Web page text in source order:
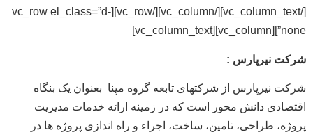
[/vc_column_text][/vc_column][/vc_row][vc_row el_class=”d-
none”][vc_column][vc_column_text]
شرکت نیرپارس :
شرکت نیرپارس از شرکتهای تابعه گروه مپنا بعنوان یک بنگاه
اقتصادی دانش محور است که در زمینه ارائه خدمات مدیریت
پروژه، طراحی، تامین، ساخت، اجراء و راه اندازی پروژه ها در